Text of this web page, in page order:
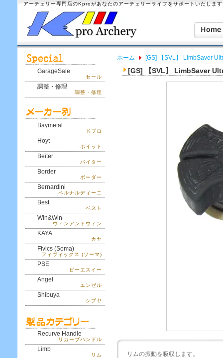
アーチェリー専門店のKproがあなたのアーチェリーライフをサポートいたしま
GarageSale
セール
調整・修理
調整・修理
Baymetal
Kプロ
Hoyt
ホイット
Beiter
バイター
Border
ボーダー
Bernardini
ベルナルディーニ
Best
ベスト
Win&Win
ウィンアンドウィン
KAYA
カヤ
Fivics (Soma)
フィヴィックス (ソーマ)
PSE
ピーエスイー
Angel
エンゼル
Shibuya
シブヤ
Recurve Handle
リカーブハンドル
Limb
リム
ホーム [GS] 【SVL】 LimbSaver
[GS] 【SVL】 LimbSaver
リムの振動を吸収します。